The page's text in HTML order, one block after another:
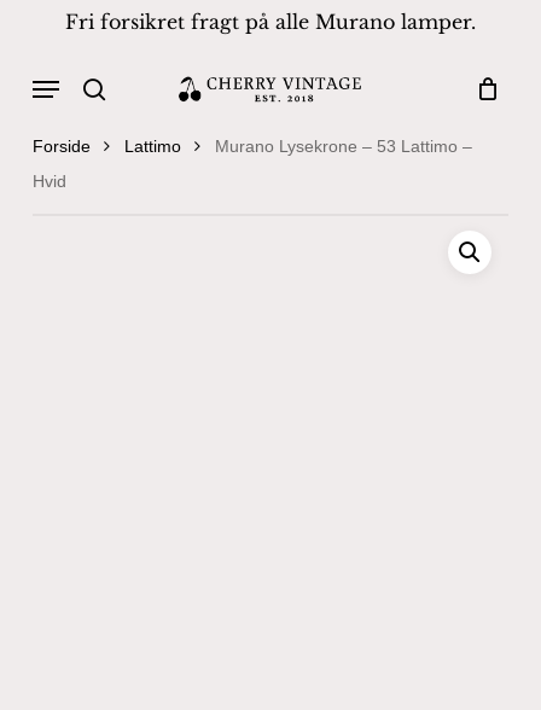
content
Fri forsikret fragt på alle Murano lamper.
Productssearch
Menu
Forside Lattimo
Murano Lysekrone – 53 Lattimo –
Hvid